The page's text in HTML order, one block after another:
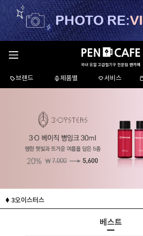
브랜드 제품별 서비스
3오이스터스
베스트